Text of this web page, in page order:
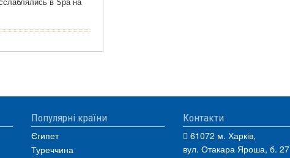
Популярні країни
Єгипет
Туреччина
Контакти
61072 м. Харків,
вул. Отакара Яроша, б. 27